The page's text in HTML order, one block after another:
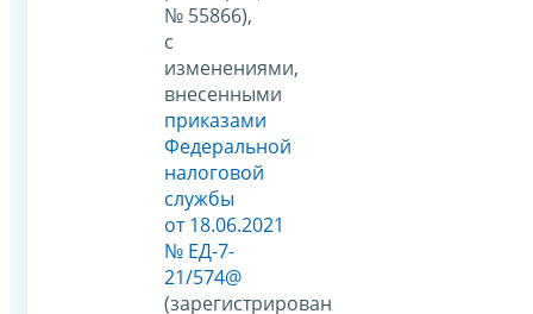
№ 55866),
с
изменениями,
внесенными
приказами
Федеральной
налоговой
службы
от 18.06.2021
№ ЕД-7-
21/574@
(зарегистрирован